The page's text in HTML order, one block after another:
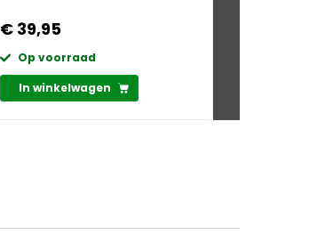
€ 39,95
Op voorraad
In winkelwagen